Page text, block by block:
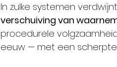
In zulke systemen
verschuiving van
procedurele
eeuw — met een